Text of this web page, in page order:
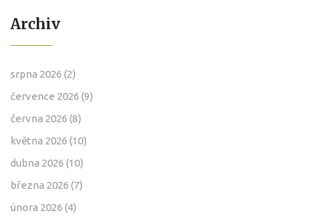
Archiv
srpna 2026 (2)
července 2026 (9)
června 2026 (8)
května 2026 (10)
dubna 2026 (10)
března 2026 (7)
února 2026 (4)